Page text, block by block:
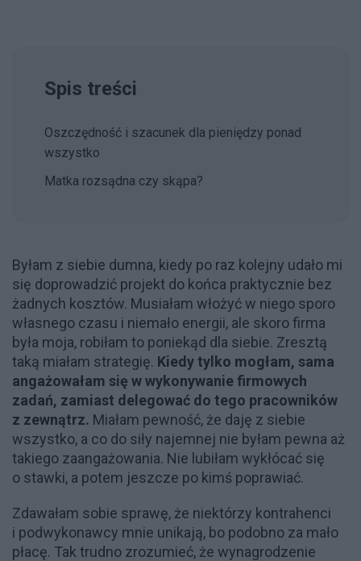
Spis treści
Oszczędność i szacunek dla pieniędzy ponad
wszystko
Matka rozsądna czy skąpa?
Byłam z siebie dumna, kiedy po raz kolejny udało mi
się doprowadzić projekt do końca praktycznie bez
żadnych kosztów. Musiałam włożyć w niego sporo
własnego czasu i niemało energii, ale skoro firma
była moja, robiłam to poniekąd dla siebie. Zresztą
taką miałam strategię. Kiedy tylko mogłam, sama
angażowałam się w wykonywanie firmowych
zadań, zamiast delegować do tego pracowników
z zewnątrz. Miałam pewność, że daję z siebie
wszystko, a co do siły najemnej nie byłam pewna aż
takiego zaangażowania. Nie lubiłam wykłócać się
o stawki, a potem jeszcze po kimś poprawiać.
Zdawałam sobie sprawę, że niektórzy kontrahenci
i podwykonawcy mnie unikają, bo podobno za mało
płacę. Tak trudno zrozumieć, że wynagrodzenie